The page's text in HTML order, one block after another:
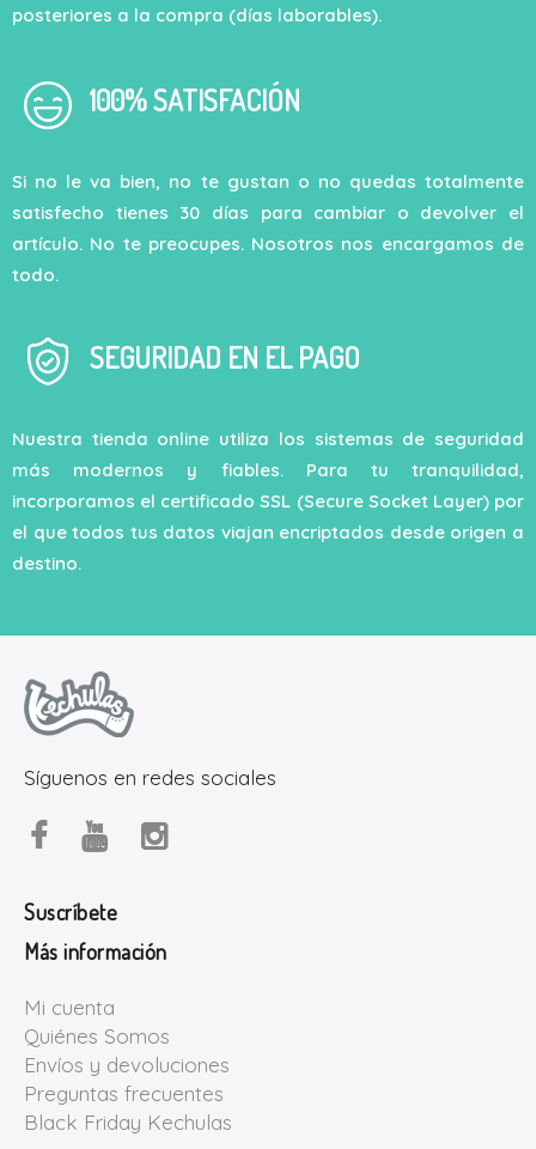
posteriores a la compra (días laborables).
100% SATISFACIÓN
Si no le va bien, no te gustan o no quedas totalmente
satisfecho tienes 30 días para cambiar o devolver el
artículo. No te preocupes. Nosotros nos encargamos de
todo.
SEGURIDAD EN EL PAGO
Nuestra tienda online utiliza los sistemas de seguridad
más modernos y fiables. Para tu tranquilidad,
incorporamos el certificado SSL (Secure Socket Layer) por
el que todos tus datos viajan encriptados desde origen a
destino.
Síguenos en redes sociales
Suscríbete
Más información
Mi cuenta
Quiénes Somos
Envíos y devoluciones
Preguntas frecuentes
Black Friday Kechulas